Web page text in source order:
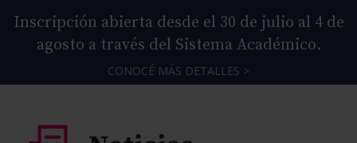
Inscripción abierta desde el 30 de julio al 4 de
agosto a través del Sistema Académico.
CONOCÉ MÁS DETALLES >